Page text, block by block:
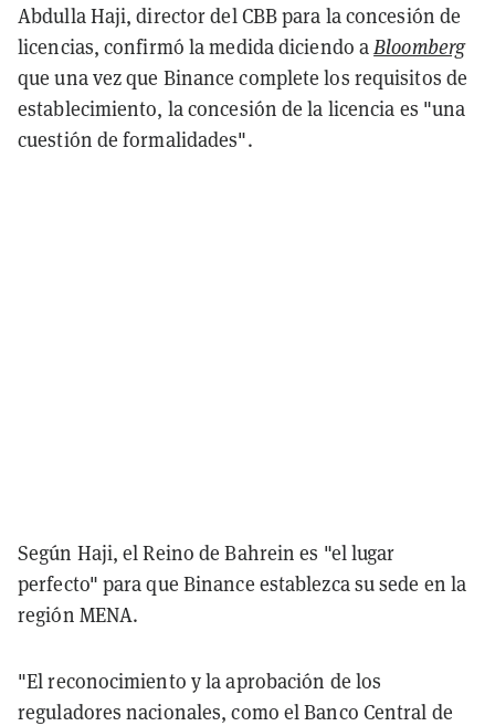
Abdulla Haji, director del CBB para la concesión de
licencias, confirmó la medida diciendo aBloomberg
que una vez que Binance complete los requisitos de
establecimiento, la concesión de la licencia es "una
cuestión de formalidades".
Según Haji, el Reino de Bahrein es "el lugar
perfecto" para que Binance establezca su sede en la
región MENA.
"El reconocimiento y la aprobación de los
reguladores nacionales, como el Banco Central de